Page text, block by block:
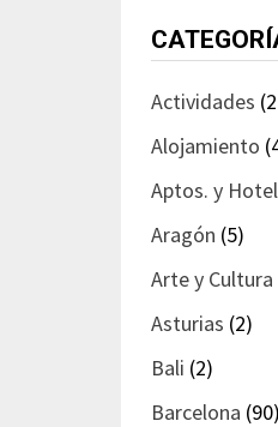
Actividades
Alojamiento
Aptos. y
Aragón (5)
Arte y Cultura
Asturias (2)
Bali (2)
Barcelona (90)